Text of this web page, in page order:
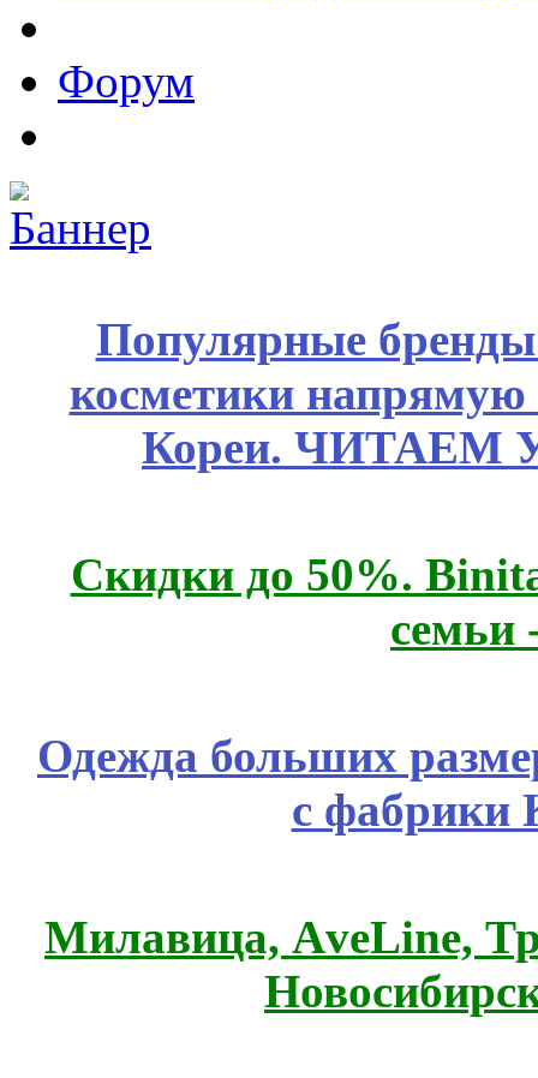
Форум
Популярные
косметики
Кореи. ЧИТАЕМ
Скидки до 50%.
семьи
Одежда больших
с фабрики
Милавица, АveLine,